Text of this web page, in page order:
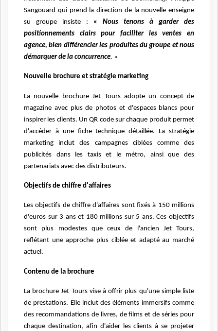
Sangouard qui prend la direction de la nouvelle enseigne
su groupe insiste : « Nous tenons à garder des
positionnements clairs pour faciliter les ventes en
agence, bien différencier les produites du groupe et nous
démarquer de la concurrence. »
Nouvelle brochure et stratégie marketing
La nouvelle brochure Jet Tours adopte un concept de
magazine avec plus de photos et d'espaces blancs pour
inspirer les clients. Un QR code sur chaque produit permet
d'accéder à une fiche technique détaillée. La stratégie
marketing inclut des campagnes ciblées comme des
publicités dans les taxis et le métro, ainsi que des
partenariats avec des distributeurs.
Objectifs de chiffre d'affaires
Les objectifs de chiffre d'affaires sont fixés à 150 millions
d'euros sur 3 ans et 180 millions sur 5 ans. Ces objectifs
sont plus modestes que ceux de l'ancien Jet Tours,
reflétant une approche plus ciblée et adapté au marché
actuel.
Contenu de la brochure
La brochure Jet Tours vise à offrir plus qu'une simple liste
de prestations. Elle inclut des éléments immersifs comme
des recommandations de livres, de films et de séries pour
chaque destination, afin d'aider les clients à se projeter